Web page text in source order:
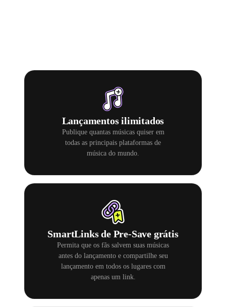
Lançamentos ilimitados
Publique quantas músicas quiser em
todas as principais plataformas de
música do mundo.
SmartLinks de Pre-Save grátis
Permita que os fãs salvem suas músicas
antes do lançamento e compartilhe seu
lançamento em todos os lugares com
apenas um link.